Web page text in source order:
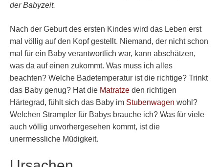
der Babyzeit.
Nach der Geburt des ersten Kindes wird das Leben erst
mal völlig auf den Kopf gestellt. Niemand, der nicht schon
mal für ein Baby verantwortlich war, kann abschätzen,
was da auf einen zukommt. Was muss ich alles
beachten? Welche Badetemperatur ist die richtige? Trinkt
das Baby genug? Hat die Matratze den richtigen
Härtegrad, fühlt sich das Baby im Stubenwagen wohl?
Welchen Strampler für Babys brauche ich? Was für viele
auch völlig unvorhergesehen kommt, ist die
unermessliche Müdigkeit.